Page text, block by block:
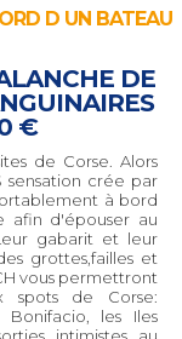
D UN BATEAU
DE
€
de Corse. Alors
sensation crée par
à bord
afin d'épouser au
gabarit et leur
grottes,failles et
vous permettront
spots de Corse:
Bonifacio, les Iles